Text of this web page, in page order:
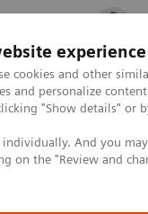
experience
cookies and other
and personalize
"Show details" or
And you
on the "Review and
& formations